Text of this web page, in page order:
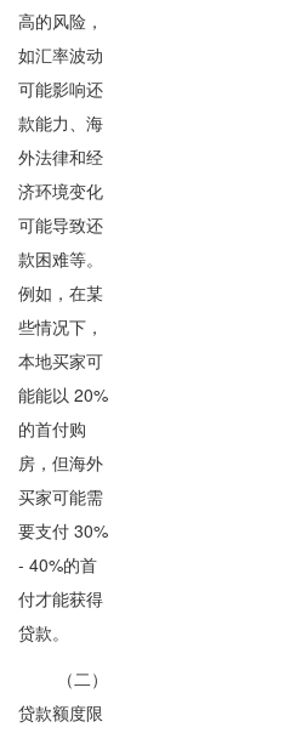
高的风险，
如汇率波动
可能影响还
款能力、海
外法律和经
济环境变化
可能导致还
款困难等。
例如，在某
些情况下，
本地买家可
能能以 20%
的首付购
房，但海外
买家可能需
要支付 30%
- 40%的首
付才能获得
贷款。
（二）
贷款额度限